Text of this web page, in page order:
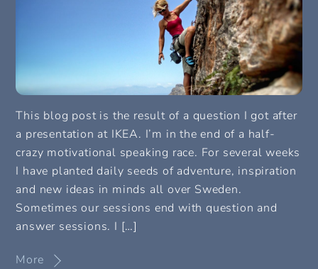
This blog post is the result of a question I got after
a presentation at IKEA. I’m in the end of a half-
crazy motivational speaking race. For several weeks
I have planted daily seeds of adventure, inspiration
and new ideas in minds all over Sweden.
Sometimes our sessions end with question and
answer sessions. I […]
More